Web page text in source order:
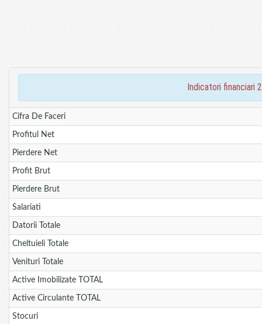
indicatori financiari
Cifra De Faceri
Profitul Net
Pierdere Net
Profit Brut
Pierdere Brut
Salariati
Datorii Totale
Cheltuieli Totale
Venituri Totale
Active Imobilizate TOTAL
Active Circulante TOTAL
Stocuri